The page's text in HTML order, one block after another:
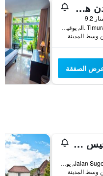
دوتا جاردن هوتل
9.2
Ji. Timuran MG III/103, يوغياخيرتا, إندونيسيا
الصفقة
هوتل باجيس أسري
46 Jalan Sugeng Jeroni, يوغياخيرتا, إندونيسيا